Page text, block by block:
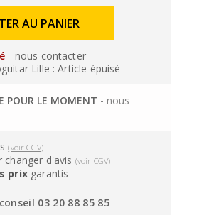
AU PANIER
- nous contacter
Lille : Article épuisé
POUR LE MOMENT - nous
(voir CGV)
changer d'avis (voir CGV)
prix garantis
03 20 88 85 85